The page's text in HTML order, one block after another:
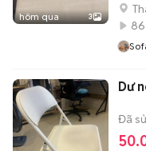
hôm qua 3
86
Dư
Đã